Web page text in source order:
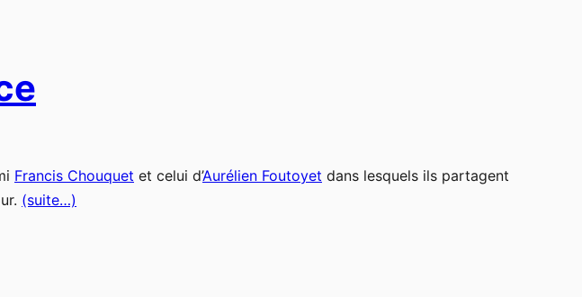
Francis Chouquet et celui d’Aurélien Foutoyet dans lesquels ils partagent
(suite…)